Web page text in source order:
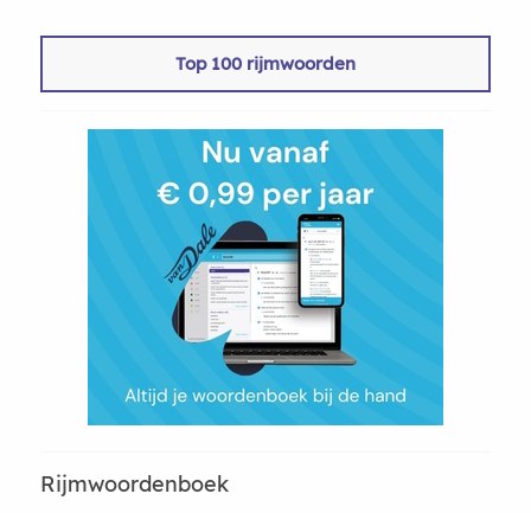
Top 100 rijmwoorden
Rijmwoordenboek